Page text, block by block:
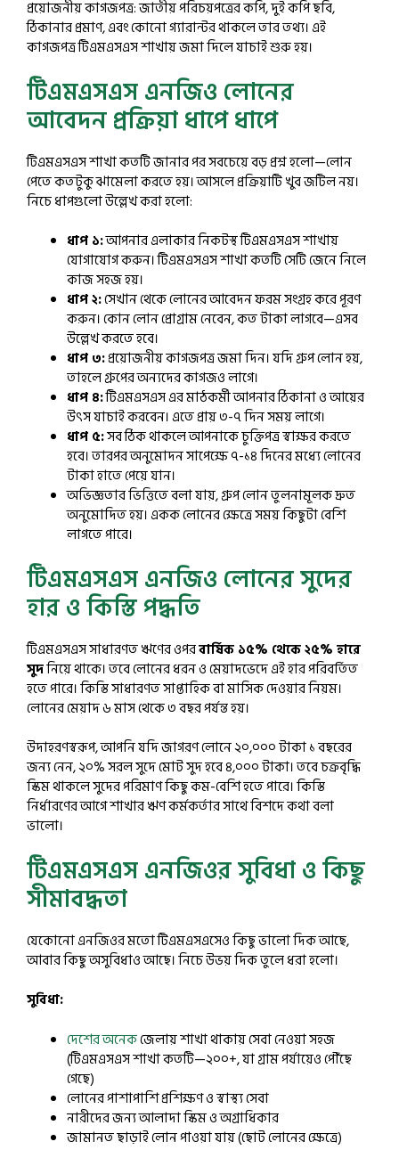
প্রয়োজনীয় কাগজপত্র: জাতীয় পরিচয়পত্রের কপি, দুই কপি ছবি,
ঠিকানার প্রমাণ, এবং কোনো গ্যারান্টর থাকলে তার তথ্য। এই
কাগজপত্র টিএমএসএস শাখায় জমা দিলে যাচাই শুরু হয়।
টিএমএসএস এনজিও লোনের
আবেদন প্রক্রিয়া ধাপে ধাপে
টিএমএসএস শাখা কতটি জানার পর সবচেয়ে বড় প্রশ্ন হলো—লোন
পেতে কতটুকু ঝামেলা করতে হয়। আসলে প্রক্রিয়াটি খুব জটিল নয়।
নিচে ধাপগুলো উল্লেখ করা হলো:
ধাপ ১:আপনার এলাকার নিকটস্থ টিএমএসএস শাখায়
যোগাযোগ করুন। টিএমএসএস শাখা কতটি সেটি জেনে নিলে
কাজ সহজ হয়।
ধাপ ২:সেখান থেকে লোনের আবেদন ফরম সংগ্রহ করে পূরণ
করুন। কোন লোন প্রোগ্রাম নেবেন, কত টাকা লাগবে—এসব
উল্লেখ করতে হবে।
ধাপ ৩:প্রয়োজনীয় কাগজপত্র জমা দিন। যদি গ্রুপ লোন হয়,
তাহলে গ্রুপের অন্যদের কাগজও লাগে।
ধাপ ৪:টিএমএসএস এর মাঠকর্মী আপনার ঠিকানা ও আয়ের
উৎস যাচাই করবেন। এতে প্রায় ৩-৭ দিন সময় লাগে।
ধাপ ৫:সব ঠিক থাকলে আপনাকে চুক্তিপত্র স্বাক্ষর করতে
হবে। তারপর অনুমোদন সাপেক্ষে ৭-১৪ দিনের মধ্যে লোনের
টাকা হাতে পেয়ে যান।
অভিজ্ঞতার ভিত্তিতে বলা যায়, গ্রুপ লোন তুলনামূলক দ্রুত
অনুমোদিত হয়। একক লোনের ক্ষেত্রে সময় কিছুটা বেশি
লাগতে পারে।
টিএমএসএস এনজিও লোনের সুদের
হার ও কিস্তি পদ্ধতি
টিএমএসএস সাধারণত ঋণের ওপরবার্ষিক ১৫% থেকে ২৫% হারে
সুদনিয়ে থাকে। তবে লোনের ধরন ও মেয়াদভেদে এই হার পরিবর্তিত
হতে পারে। কিস্তি সাধারণত সাপ্তাহিক বা মাসিক দেওয়ার নিয়ম।
লোনের মেয়াদ ৬ মাস থেকে ৩ বছর পর্যন্ত হয়।
উদাহরণস্বরূপ, আপনি যদি জাগরণ লোনে ২০,০০০ টাকা ১ বছরের
জন্য নেন, ২০% সরল সুদে মোট সুদ হবে ৪,০০০ টাকা। তবে চক্রবৃদ্ধি
স্কিম থাকলে সুদের পরিমাণ কিছু কম-বেশি হতে পারে। কিস্তি
নির্ধারণের আগে শাখার ঋণ কর্মকর্তার সাথে বিশদে কথা বলা
ভালো।
টিএমএসএস এনজিওর সুবিধা ও কিছু
সীমাবদ্ধতা
যেকোনো এনজিওর মতো টিএমএসএসেও কিছু ভালো দিক আছে,
আবার কিছু অসুবিধাও আছে। নিচে উভয় দিক তুলে ধরা হলো।
সুবিধা:
দেশের অনেকজেলায় শাখা থাকায় সেবা নেওয়া সহজ
(টিএমএসএস শাখা কতটি—২০০+, যা গ্রাম পর্যায়েও পৌঁছে
গেছে)
লোনের পাশাপাশি প্রশিক্ষণ ও স্বাস্থ্য সেবা
নারীদের জন্য আলাদা স্কিম ও অগ্রাধিকার
জামানত ছাড়াই লোন পাওয়া যায় (ছোট লোনের ক্ষেত্রে)